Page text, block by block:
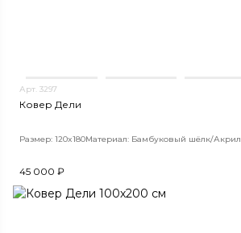
Арт. 3297
Ковер Дели
Размер: 120x180Материал: Бамбуковый шёлк/Акрил
45 000 ₽